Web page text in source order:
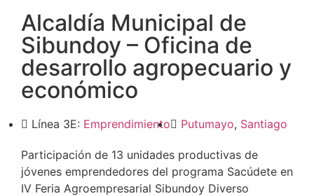
Alcaldía Municipal de
Sibundoy – Oficina de
desarrollo agropecuario y
económico
Línea 3E: Emprendimiento Putumayo, Santiago
Participación de 13 unidades productivas de
jóvenes emprendedores del programa Sacúdete en
IV Feria Agroempresarial Sibundoy Diverso